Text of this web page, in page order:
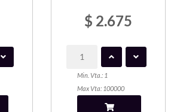
$ 2.675
Min. Vta.: 1
Max Vta: 100000